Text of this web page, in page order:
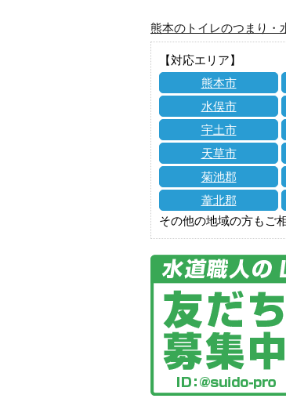
熊本のトイレのつまり・
【対応エリア】
熊本市
水俣市
宇土市
天草市
菊池郡
葦北郡
その他の地域の方もご